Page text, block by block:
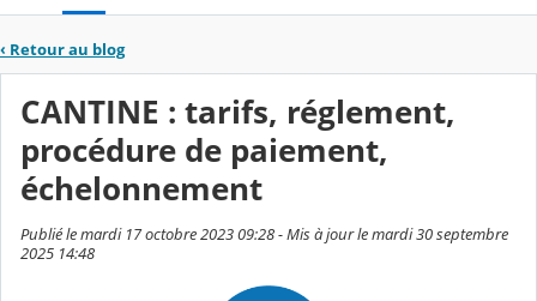
‹ Retour au blog
CANTINE : tarifs, réglement,
procédure de paiement,
échelonnement
Publié le mardi 17 octobre 2023 09:28 - Mis à jour le mardi 30 septembre
2025 14:48